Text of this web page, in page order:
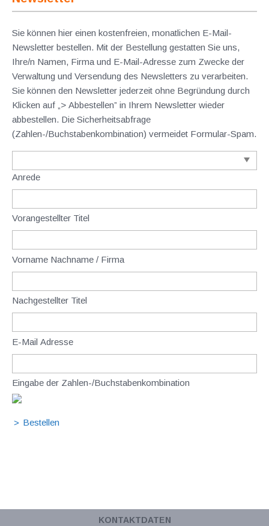
Sie können hier einen kostenfreien, monatlichen E-Mail-
Newsletter bestellen. Mit der Bestellung gestatten Sie uns,
Ihre/n Namen, Firma und E-Mail-Adresse zum Zwecke der
Verwaltung und Versendung des Newsletters zu verarbeiten.
Sie können den Newsletter jederzeit ohne Begründung durch
Klicken auf „> Abbestellen” in Ihrem Newsletter wieder
abbestellen. Die Sicherheitsabfrage
(Zahlen-/Buchstabenkombination) vermeidet Formular-Spam.
Anrede
Vorangestellter Titel
Vorname Nachname / Firma
Nachgestellter Titel
E-Mail Adresse
Eingabe der Zahlen-/Buchstabenkombination
KONTAKTDATEN